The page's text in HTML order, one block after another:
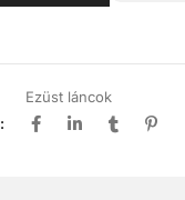
Ezüst láncok